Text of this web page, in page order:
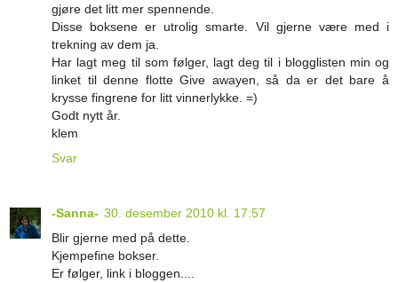
gjøre det litt mer spennende.
Disse boksene er utrolig smarte. Vil gjerne være med i
trekning av dem ja.
Har lagt meg til som følger, lagt deg til i blogglisten min og
linket til denne flotte Give awayen, så da er det bare å
krysse fingrene for litt vinnerlykke. =)
Godt nytt år.
klem
Svar
-Sanna- 30. desember 2010 kl. 17:57
Blir gjerne med på dette.
Kjempefine bokser.
Er følger, link i bloggen....